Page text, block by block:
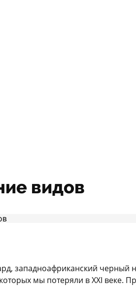
видов
западноафриканский черный
мы потеряли в XXI веке.